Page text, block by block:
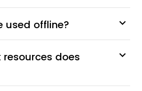
used offline?
does